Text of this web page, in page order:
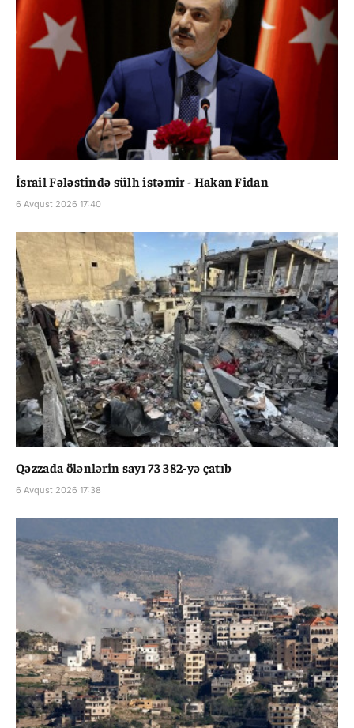
İsrail Fələstində sülh istəmir - Hakan Fidan
6 Avqust 2026 17:40
Qəzzada ölənlərin sayı 73 382-yə çatıb
6 Avqust 2026 17:38